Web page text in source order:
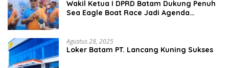
Wakil Ketua I DPRD Batam Dukung Penuh
Sea Eagle Boat Race Jadi Agenda
Agustus 28, 2025
Loker Batam PT. Lancang Kuning Sukses